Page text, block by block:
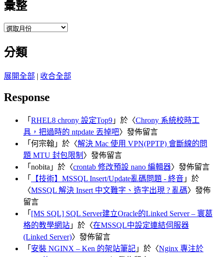
彙整
彙
分類
展開全部 | 收合全部
Response
「 RHEL8 chrony 設定Top9 」於〈Chrony 系統校時工
具，把過時的 ntpdate 丟掉吧〉發佈留言
「 何宗翰 」於〈解決 Mac 使用 VPN(PPTP) 會斷線的問
題 MTU 封包限制 〉發佈留言
「 nobita 」於〈crontab 修改預設 nano 編輯器〉發佈留言
「
【技術】MSSQL Insert/Update亂碼問題 - 終音 」於
〈MSSQL 解決 Insert 中文難字、造字出現 ? 亂碼〉發佈
留言
「 [MS SQL] SQL Server建立Oracle的Linked Server – 寰葛
格的教學網站 」於〈在MSSQL中設定連結伺服器
(Linked Server)〉發佈留言
「 安裝 NGINX – Ken 的架站筆記 」於〈Nginx 專注於